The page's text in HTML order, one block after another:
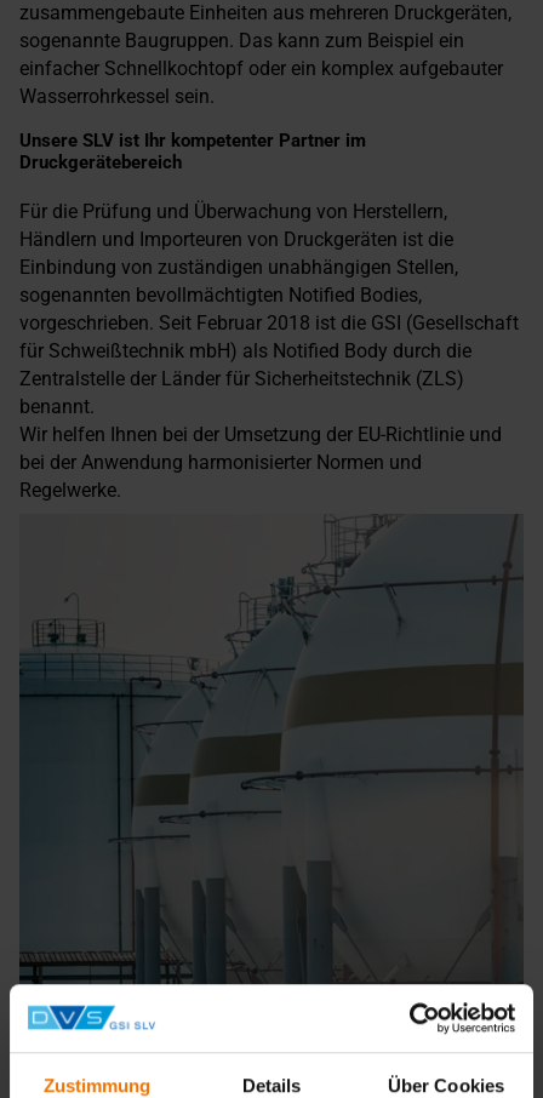
Zustimmung Details Über Cookies
zusammengebaute Einheiten aus mehreren Druckgeräten,
sogenannte Baugruppen. Das kann zum Beispiel ein
einfacher Schnellkochtopf oder ein komplex aufgebauter
Wasserrohrkessel sein.
Unsere SLV ist Ihr kompetenter Partner im
Druckgerätebereich
Für die Prüfung und Überwachung von Herstellern,
Händlern und Importeuren von Druckgeräten ist die
Einbindung von zuständigen unabhängigen Stellen,
sogenannten bevollmächtigten Notified Bodies,
vorgeschrieben. Seit Februar 2018 ist die GSI (Gesellschaft
für Schweißtechnik mbH) als Notified Body durch die
Zentralstelle der Länder für Sicherheitstechnik (ZLS)
benannt.
Wir helfen Ihnen bei der Umsetzung der EU-Richtlinie und
bei der Anwendung harmonisierter Normen und
Regelwerke.